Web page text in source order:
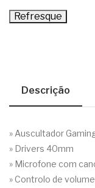
Descrição
» Auscultador
» Drivers 40mm
» Microfone com
» Controlo de